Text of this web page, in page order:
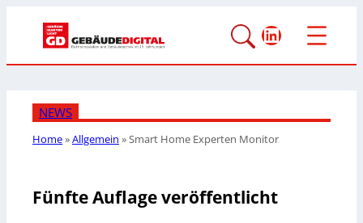
LinkedIn
NEWS
Home»Allgemein »Smart Home Experten Monitor
Fünfte Auflage veröffentlicht